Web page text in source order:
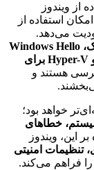
از ویندوز
استفاده از
می‌دهد.
BitLocker برای رمزگذاری دیسک، Windows Hello
برای ورود امن، Cortana برای دستیار هوشمند و Hyper-V برای
هستند و
خواهد بود؛
خطاهای
این، ویندوز
امنیتی
را فراهم می‌کند.